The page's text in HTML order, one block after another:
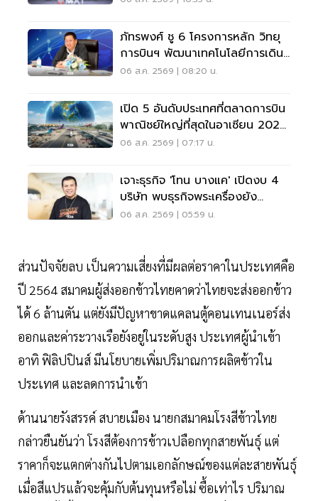
ภัทรพงศ์ ชู 6 โครงการหลัก วิทยุ
การบินฯ พัฒนาเทคโนโลยีการเดิน
อากาศ การบินยุคใหม่
06 ส.ค. 2569 | 08:20 น.
เปิด 5 อันดับประเทศที่ตลาดการบิน
พาณิชย์ใหญ่ที่สุดในอาเซียน 2026
เวียดนามแซงไทยแล้ว
06 ส.ค. 2569 | 07:17 น.
เจาะธุรกิจ 'โทน บางแค' เปิดงบ 4
บริษัท พบธุรกิจพระเครื่องยัง
ขาดทุน
06 ส.ค. 2569 | 05:59 น.
ส่วนปัจจัยลบ เป็นความเสี่ยงที่มีผลต่อราคาในประเทศคือ
ปี 2564 สมาคมผู้ส่งออกข้าวไทยคาดว่าไทยจะส่งออกข้าว
ได้ 6 ล้านตัน แต่ยังมีปัญหาขาดแคลนตู้คอนเทนเนอร์ส่ง
ออกและค่าระวางเรือยังอยู่ในระดับสูง ประเทศผู้นำเข้า
อาทิ ฟิลิปปินส์ มีนโยบายเพิ่มปริมาณการผลิตข้าวใน
ประเทศ และลดการนำเข้า
ด้านนายรังสรรค์ สบายเมือง นายกสมาคมโรงสีข้าวไทย
กล่าวยืนยันว่า โรงสีต้องการข้าวเปลือกทุกสายพันธุ์ แต่
ราคาก็จะแตกต่างกันไปตามเอกลักษณ์ของแต่ละสายพันธุ์
เมื่อสีแปรแล้วจะคุ้มกับต้นทุนหรือไม่ ซื้อเท่าไร ปริมาณ